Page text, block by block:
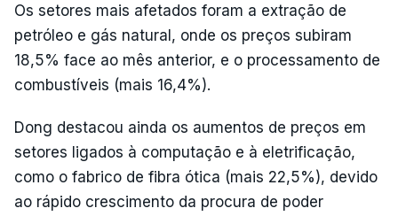
Os setores mais afetados foram a extração de
petróleo e gás natural, onde os preços subiram
18,5% face ao mês anterior, e o processamento de
combustíveis (mais 16,4%).
Dong destacou ainda os aumentos de preços em
setores ligados à computação e à eletrificação,
como o fabrico de fibra ótica (mais 22,5%), devido
ao rápido crescimento da procura de poder